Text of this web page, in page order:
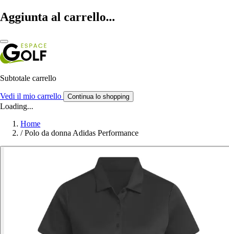
Aggiunta al carrello...
Subtotale carrello
Vedi il mio carrello Continua lo shopping
Loading...
Home
/ Polo da donna Adidas Performance